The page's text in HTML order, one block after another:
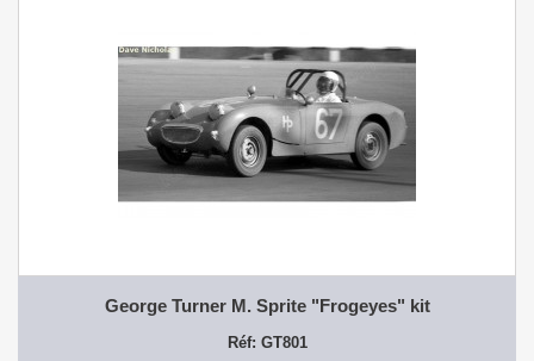
George Turner M. Sprite "Frogeyes" kit
Réf: GT801